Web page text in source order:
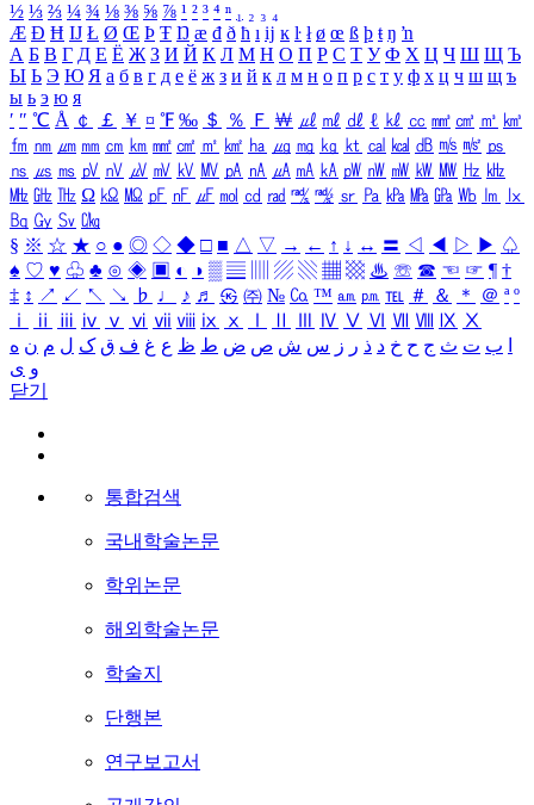
½ ⅓ ⅔ ¼ ¾ ⅛ ⅜ ⅝ ⅞ ¹ ² ³ ⁴ ⁿ ₁ ₂ ₃ ₄
Æ Ð Ħ Ĳ Ł Ø Œ Þ Ŧ Ŋ æ đ ð ħ ı ĳ ĸ ŀ ł ø œ ß þ ŧ ŋ ŉ
А Б В Г Д Е Ё Ж З И Й К Л М Н О П Р С Т У Ф Х Ц Ч Ш Щ Ъ
Ы Ь Э Ю Я а б в г д е ё ж з и й к л м н о п р с т у ф х ц ч ш щ ъ
ы ь э ю я
′ ″ ℃ Å ￠ ￡ ￥ ¤ ℉ ‰ ＄ ％ Ｆ ￦ ㎕ ㎖ ㎗ ℓ ㎘ ㏄ ㎣ ㎤ ㎥ ㎦
㎙ ㎚ ㎛ ㎜ ㎝ ㎞ ㎟ ㎠ ㎡ ㎢ ㏊ ㎍ ㎎ ㎏ ㏏ ㎈ ㎉ ㏈ ㎧ ㎨ ㎰
㎱ ㎲ ㎳ ㎴ ㎵ ㎶ ㎷ ㎸ ㎹ ㎀ ㎁ ㎂ ㎃ ㎄ ㎺ ㎻ ㎽ ㎾ ㎿ ㎐ ㎑
㎒ ㎓ ㎔ Ω ㏀ ㏁ ㎊ ㎋ ㎌ ㏖ ㏅ ㎭ ㎮ ㎯ ㏛ ㎩ ㎪ ㎫ ㎬ ㏝ ㏐
㏓
㏃ ㏉ ㏜ ㏆
§ ※ ☆ ★ ○ ● ◎ ◇ ◆ □ ■ △ ▽ → ← ↑ ↓ ↔ 〓 ◁ ◀ ▷ ▶ ♤
♠ ♡ ♥ ♧ ♣ ⊙ ◈ ▣ ◐ ◑ ▒ ▤ ▨ ▧ ▦ ▩ ♨ ☏ ☎ ☜ ☞ ¶ †
‡ ↕ ↗ ↙ ↖ ↘ ♭ ♩ ♪ ♬ ㉿ ㈜ № ㏇ ™ ㏂ ㏘ ℡ ＃ ＆ ＊ ＠ ª º
ⅰ
ⅱ ⅲ ⅳ ⅴ ⅵ ⅶ ⅷ ⅸ ⅹ Ⅳ Ⅴ Ⅵ Ⅶ Ⅷ Ⅸ Ⅹ
ب ت ث ج ح خ د ذ ر ز س ش ص ض ط ظ ع غ ف ق ک ل م ن ه
و ی
닫기
통합검색
국내학술논문
학위논문
해외학술논문
학술지
단행본
연구보고서